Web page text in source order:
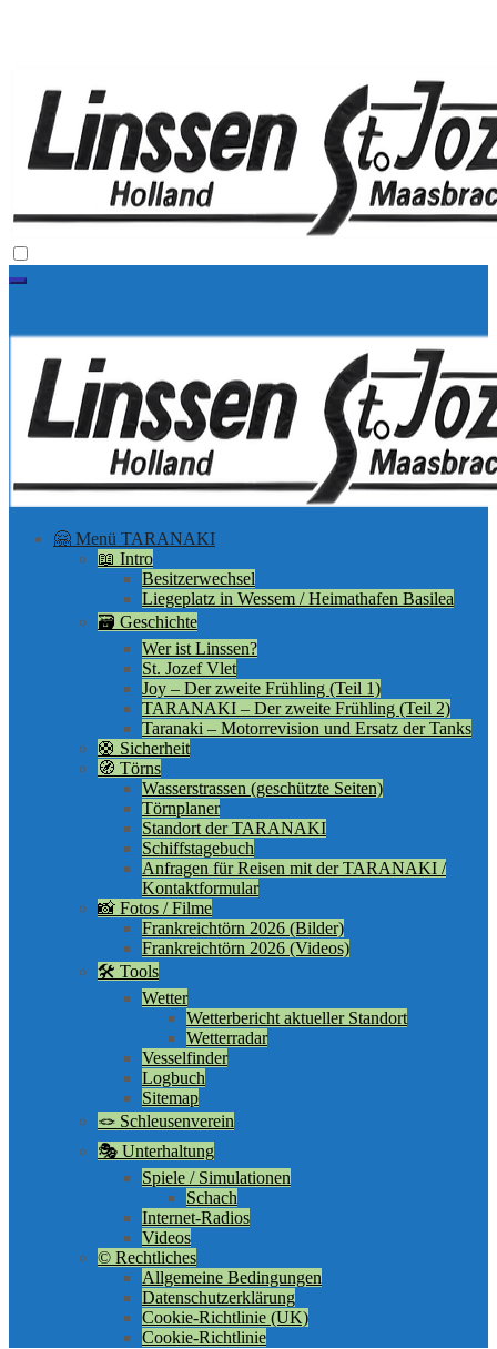
🤗 Menü TARANAKI
📖 Intro
Besitzerwechsel
Liegeplatz in Wessem / Heimathafen Basilea
🗃️ Geschichte
Wer ist Linssen?
St. Jozef Vlet
Joy – Der zweite Frühling (Teil 1)
TARANAKI – Der zweite Frühling (Teil 2)
Taranaki – Motorrevision und Ersatz der Tanks
🛟 Sicherheit
🧭 Törns
Wasserstrassen (geschützte Seiten)
Törnplaner
Standort der TARANAKI
Schiffstagebuch
Anfragen für Reisen mit der TARANAKI /
Kontaktformular
📸 Fotos / Filme
Frankreichtörn 2026 (Bilder)
Frankreichtörn 2026 (Videos)
🛠️ Tools
Wetter
Wetterbericht aktueller Standort
Wetterradar
Vesselfinder
Logbuch
Sitemap
🪢 Schleusenverein
🎭 Unterhaltung
Spiele / Simulationen
Schach
Internet-Radios
Videos
©️ Rechtliches
Allgemeine Bedingungen
Datenschutzerklärung
Cookie-Richtlinie (UK)
Cookie-Richtlinie